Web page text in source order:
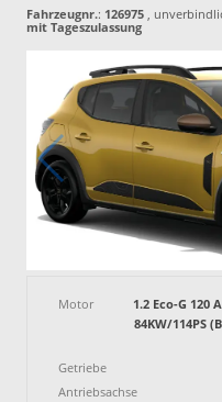
Fahrzeugnr.: 126975 ,
mit Tageszulassung
Motor
1.2 Eco-G 120
84KW/114PS
Getriebe
Antriebsachse